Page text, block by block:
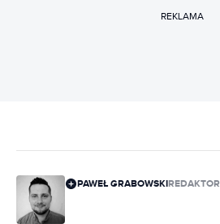
REKLAMA
PAWEŁ GRABOWSKIREDAKTOR